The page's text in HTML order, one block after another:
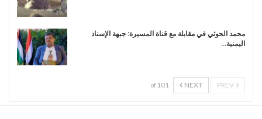
محمد الحوثي في مقابلة مع قناة المسيرة: جبهة الإسناد
اليمنية…
NEXT
1 of 10